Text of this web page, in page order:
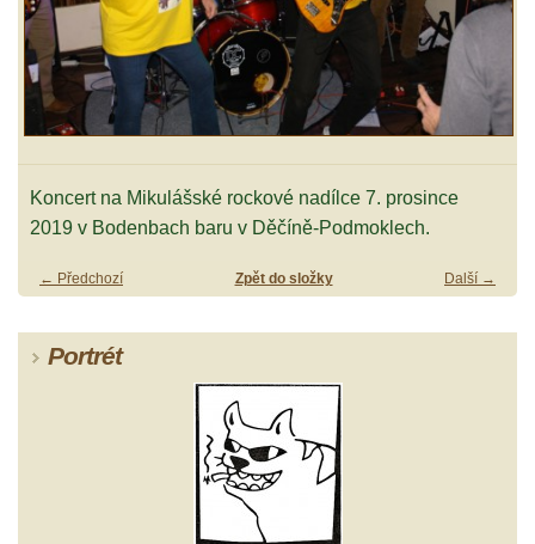
Koncert na Mikulášské rockové nadílce 7. prosince
2019 v Bodenbach baru v Děčíně-Podmoklech.
← Předchozí Další →
Zpět do složky
Portrét